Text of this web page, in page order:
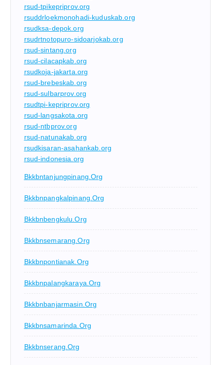
rsud-tpikepriprov.org
rsuddrloekmonohadi-kuduskab.org
rsudksa-depok.org
rsudrtnotopuro-sidoarjokab.org
rsud-sintang.org
rsud-cilacapkab.org
rsudkoja-jakarta.org
rsud-brebeskab.org
rsud-sulbarprov.org
rsudtpi-kepriprov.org
rsud-langsakota.org
rsud-ntbprov.org
rsud-natunakab.org
rsudkisaran-asahankab.org
rsud-indonesia.org
Bkkbntanjungpinang.org
Bkkbnpangkalpinang.org
Bkkbnbengkulu.org
Bkkbnsemarang.org
Bkkbnpontianak.org
Bkkbnpalangkaraya.org
Bkkbnbanjarmasin.org
Bkkbnsamarinda.org
Bkkbnserang.org